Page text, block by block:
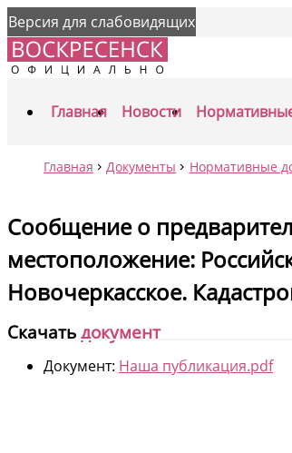
Версия для слабовидящих
Главная Новости
Главная Документы Нормативные
Сообщение о
местоположение:
Новочеркасское.
Скачатьдокумент
Документ: Наша публикация.pdf